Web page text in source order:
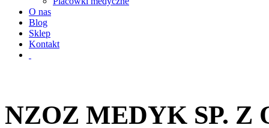
O nas
Blog
Sklep
Kontakt
NZOZ MEDYK SP. Z